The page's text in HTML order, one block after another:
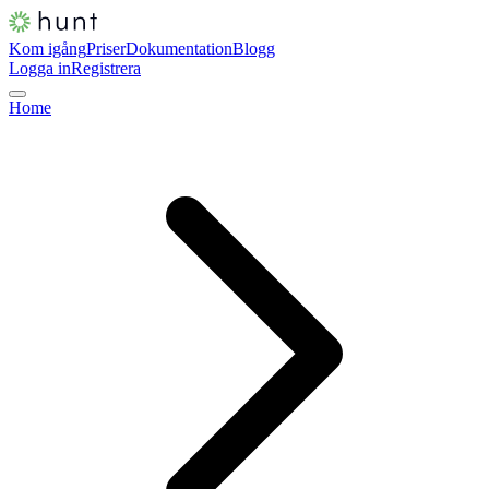
Kom igångPriserDokumentationBlogg
Logga inRegistrera
Home